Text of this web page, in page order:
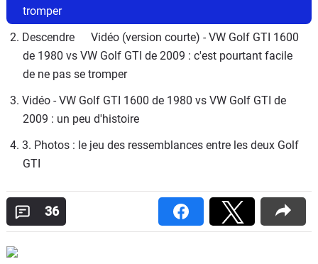
tromper
2. Descendre 	Vidéo (version courte) - VW Golf GTI 1600
de 1980 vs VW Golf GTI de 2009 : c'est pourtant facile
de ne pas se tromper
3. Vidéo - VW Golf GTI 1600 de 1980 vs VW Golf GTI de
2009 : un peu d'histoire
4. 3. Photos : le jeu des ressemblances entre les deux Golf
GTI
36